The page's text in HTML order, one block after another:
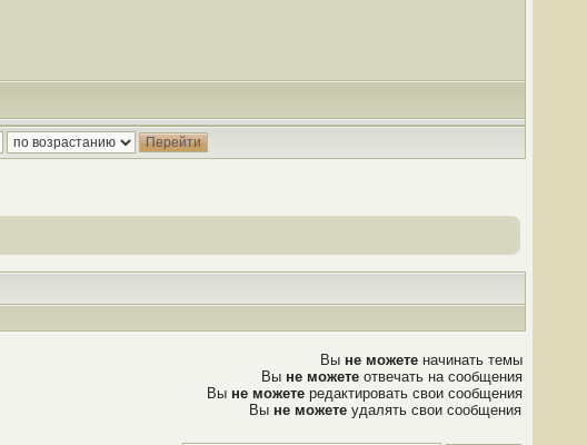
Вы не можете начинать темы
Вы не можете отвечать на сообщения
Вы не можете редактировать свои сообщения
Вы не можете удалять свои сообщения